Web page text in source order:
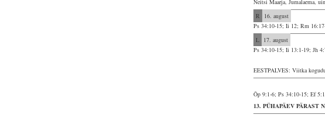
Neitsi Maarja, Jumalaema,
R
16. august
Ps 34:10-15; Ii 12; Rm
L 17. august
Ps 34:10-15; Ii 13:1-19; Jh
EESTPALVES: Viitka
Õp 9:1-6; Ps 34:10-15; Ef
13. PÜHAPÄEV PÄRAST